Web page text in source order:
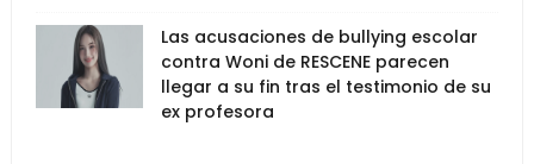
Las acusaciones de bullying escolar
contra Woni de RESCENE parecen
llegar a su fin tras el testimonio de su
ex profesora